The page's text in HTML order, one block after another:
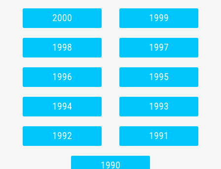
2000 1999
1998 1997
1996 1995
1994 1993
1992 1991
1990